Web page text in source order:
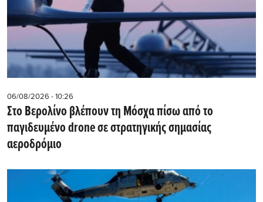
06/08/2026 - 10:26
Στο Βερολίνο βλέπουν τη Μόσχα πίσω από το
παγιδευμένο drone σε στρατηγικής σημασίας
αεροδρόμιο